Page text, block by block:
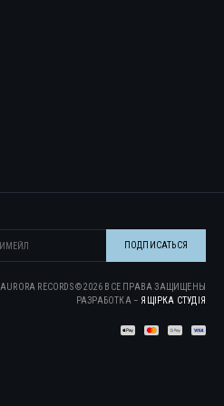
AURORA RECORDS ©2026 ВСЕ ПРАВА ЗАЩИЩЕНЫ
РАЗРАБОТКА – ЯЩІРКА CТУДІЯ